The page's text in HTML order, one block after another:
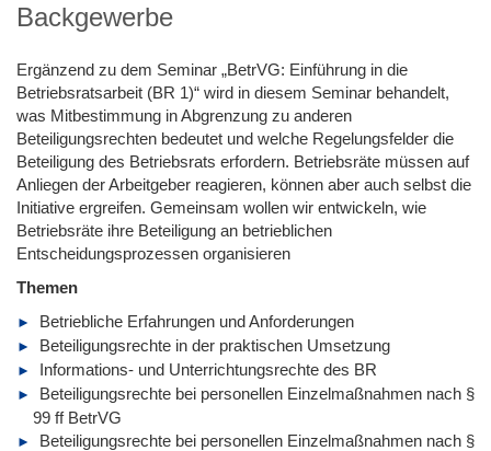
Backgewerbe
Ergänzend zu dem Seminar „BetrVG: Einführung in die
Betriebsratsarbeit (BR 1)“ wird in diesem Seminar behandelt,
was Mitbestimmung in Abgrenzung zu anderen
Beteiligungsrechten bedeutet und welche Regelungsfelder die
Beteiligung des Betriebsrats erfordern. Betriebsräte müssen auf
Anliegen der Arbeitgeber reagieren, können aber auch selbst die
Initiative ergreifen. Gemeinsam wollen wir entwickeln, wie
Betriebsräte ihre Beteiligung an betrieblichen
Entscheidungsprozessen organisieren
Themen
Betriebliche Erfahrungen und Anforderungen
Beteiligungsrechte in der praktischen Umsetzung
Informations- und Unterrichtungsrechte des BR
Beteiligungsrechte bei personellen Einzelmaßnahmen nach §
99 ff BetrVG
Beteiligungsrechte bei personellen Einzelmaßnahmen nach §